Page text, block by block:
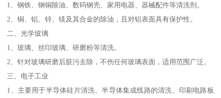
1、钢铁、钢铜除油、数码钢壳、家用电器、器械配件等清洗剂。
2、铜、铝、锌、镁及其合金的除油，且对铝表面具有保护性。
二、光学玻璃
1、玻璃、丝印玻璃、研磨粉等清洗。
2、针对玻璃研磨后脏污去除，不伤任何玻璃表面，适用范围广泛。
三、电子工业
1、主要用于半导体硅片清洗、半导体集成线路的清洗、印刷电路板